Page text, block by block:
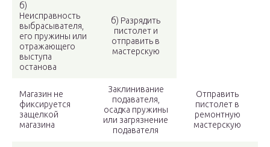
б)
Неисправность
выбрасывателя,
его пружины или
отражающего
выступа
останова
б) Разрядить
пистолет и
отправить в
мастерскую
Магазин не
фиксируется
защелкой
магазина
Заклинивание
подавателя,
осадка пружины
или загрязнение
подавателя
Отправить
пистолет в
ремонтную
мастерскую